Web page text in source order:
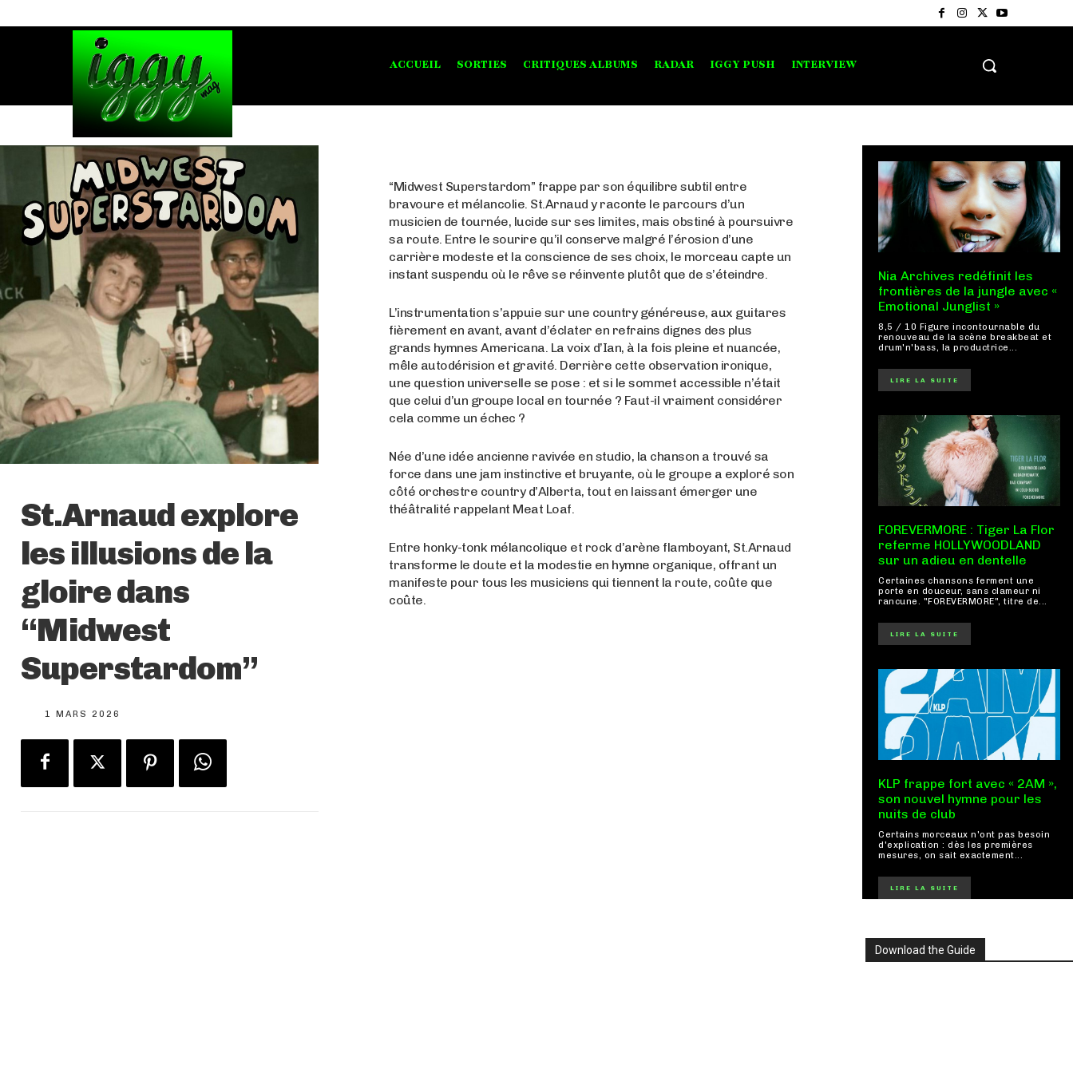
ACCUEIL SORTIES CRITIQUES ALBUMS RADAR IGGY PUSH INTERVIEW
St.Arnaud explore
les illusions de la
gloire dans
“Midwest
Superstardom”
1 MARS 2026
“Midwest Superstardom” frappe par son équilibre subtil entre
bravoure et mélancolie. St.Arnaud y raconte le parcours d’un
musicien de tournée, lucide sur ses limites, mais obstiné à poursuivre
sa route. Entre le sourire qu’il conserve malgré l’érosion d’une
carrière modeste et la conscience de ses choix, le morceau capte un
instant suspendu où le rêve se réinvente plutôt que de s’éteindre.
L’instrumentation s’appuie sur une country généreuse, aux guitares
fièrement en avant, avant d’éclater en refrains dignes des plus
grands hymnes Americana. La voix d’Ian, à la fois pleine et nuancée,
mêle autodérision et gravité. Derrière cette observation ironique,
une question universelle se pose : et si le sommet accessible n’était
que celui d’un groupe local en tournée ? Faut-il vraiment considérer
cela comme un échec ?
Née d’une idée ancienne ravivée en studio, la chanson a trouvé sa
force dans une jam instinctive et bruyante, où le groupe a exploré son
côté orchestre country d’Alberta, tout en laissant émerger une
théâtralité rappelant Meat Loaf.
Entre honky-tonk mélancolique et rock d’arène flamboyant, St.Arnaud
transforme le doute et la modestie en hymne organique, offrant un
manifeste pour tous les musiciens qui tiennent la route, coûte que
coûte.
Nia Archives redéfinit les
frontières de la jungle avec «
Emotional Junglist »
8,5 / 10 Figure incontournable du
renouveau de la scène breakbeat et
drum'n'bass, la productrice...
LIRE LA SUITE
FOREVERMORE : Tiger La Flor
referme HOLLYWOODLAND
sur un adieu en dentelle
Certaines chansons ferment une
porte en douceur, sans clameur ni
rancune. "FOREVERMORE", titre de...
LIRE LA SUITE
KLP frappe fort avec « 2AM »,
son nouvel hymne pour les
nuits de club
Certains morceaux n'ont pas besoin
d'explication : dès les premières
mesures, on sait exactement...
LIRE LA SUITE
Download the Guide